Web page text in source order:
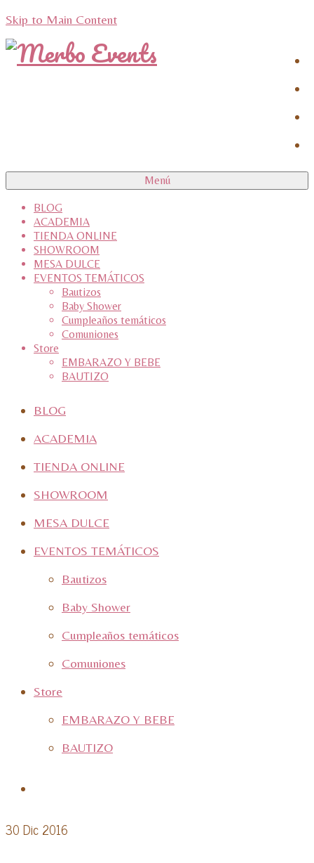
Skip to Main Content
Menú
BLOG
ACADEMIA
TIENDA ONLINE
SHOWROOM
MESA DULCE
EVENTOS TEMÁTICOS
Bautizos
Baby Shower
Cumpleaños temáticos
Comuniones
Store
EMBARAZO Y BEBE
BAUTIZO
BLOG
ACADEMIA
TIENDA ONLINE
SHOWROOM
MESA DULCE
EVENTOS TEMÁTICOS
Bautizos
Baby Shower
Cumpleaños temáticos
Comuniones
Store
EMBARAZO Y BEBE
BAUTIZO
30 Dic 2016